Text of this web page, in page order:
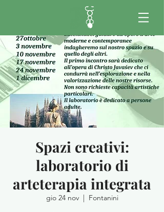
Spazi creativi:
laboratorio di
arteterapia integrata
gio 24 nov
  |
Fontanini